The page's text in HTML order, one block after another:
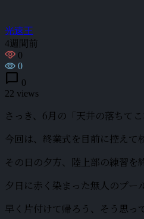
光速王
4週間前
0
0
chat_bubble 0
22 views
さっき、6月の「天井の落ちて
今回は、終業式を目前に控えて
その日の夕方、陸上部の練習を
夕日に赤く染まった無人のプー
早く片付けて帰ろう、そう思っ